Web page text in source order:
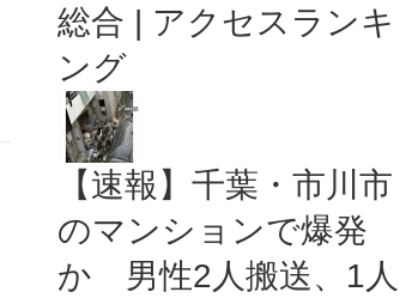
総合 | アクセスランキ
ング
【速報】千葉・市川市
のマンションで爆発
か 男性2人搬送、1人